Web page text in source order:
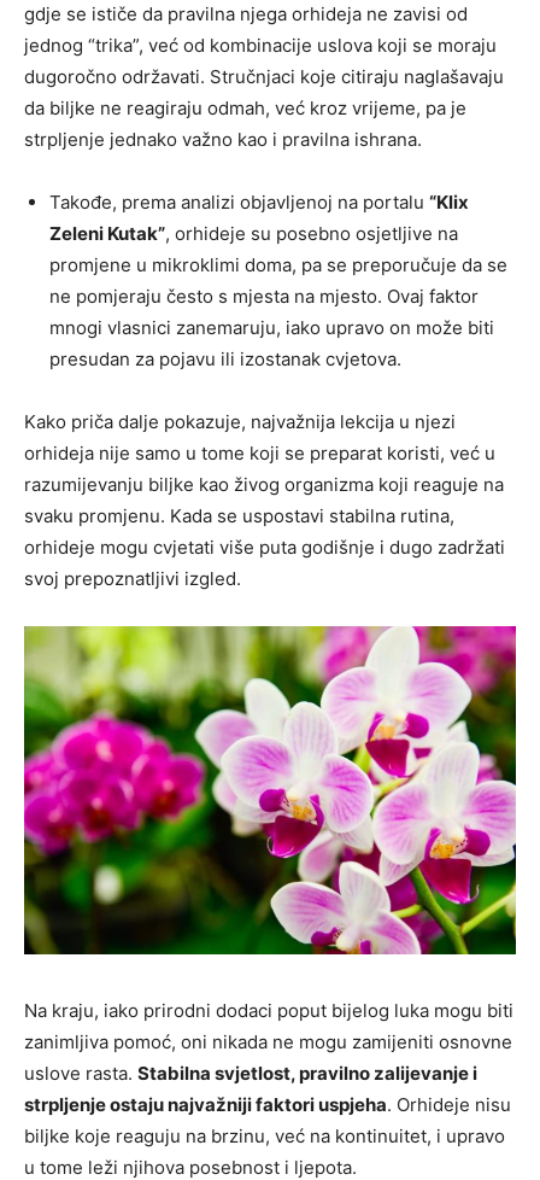
gdje se ističe da pravilna njega orhideja ne zavisi od
jednog “trika”, već od kombinacije uslova koji se moraju
dugoročno održavati. Stručnjaci koje citiraju naglašavaju
da biljke ne reagiraju odmah, već kroz vrijeme, pa je
strpljenje jednako važno kao i pravilna ishrana.
Takođe, prema analizi objavljenoj na portalu “Klix
Zeleni Kutak”, orhideje su posebno osjetljive na
promjene u mikroklimi doma, pa se preporučuje da se
ne pomjeraju često s mjesta na mjesto. Ovaj faktor
mnogi vlasnici zanemaruju, iako upravo on može biti
presudan za pojavu ili izostanak cvjetova.
Kako priča dalje pokazuje, najvažnija lekcija u njezi
orhideja nije samo u tome koji se preparat koristi, već u
razumijevanju biljke kao živog organizma koji reaguje na
svaku promjenu. Kada se uspostavi stabilna rutina,
orhideje mogu cvjetati više puta godišnje i dugo zadržati
svoj prepoznatljivi izgled.
Na kraju, iako prirodni dodaci poput bijelog luka mogu biti
zanimljiva pomoć, oni nikada ne mogu zamijeniti osnovne
uslove rasta. Stabilna svjetlost, pravilno zalijevanje i
strpljenje ostaju najvažniji faktori uspjeha. Orhideje nisu
biljke koje reaguju na brzinu, već na kontinuitet, i upravo
u tome leži njihova posebnost i ljepota.